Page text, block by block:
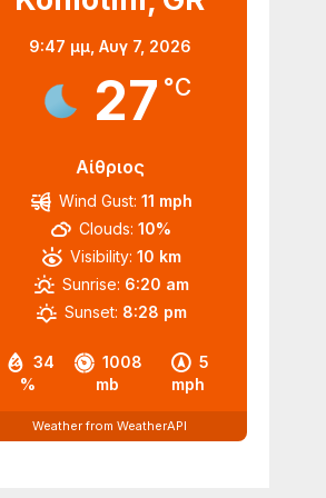
9:47 μμ, Αυγ 7, 2026
27 °C
Αίθριος
34
%
1008
mb
5
mph
Wind Gust: 11 mph
Clouds: 10%
Visibility: 10 km
Sunrise: 6:20 am
Sunset: 8:28 pm
Weather from WeatherAPI